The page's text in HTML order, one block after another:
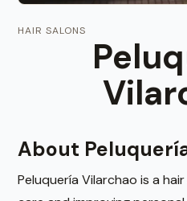
HAIR SALONS
About
Peluquería Vilarchao is a